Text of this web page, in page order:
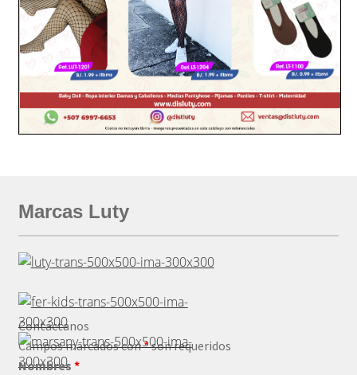
Marcas Luty
Contáctanos
Campos marcados con*son requeridos
Nombres *